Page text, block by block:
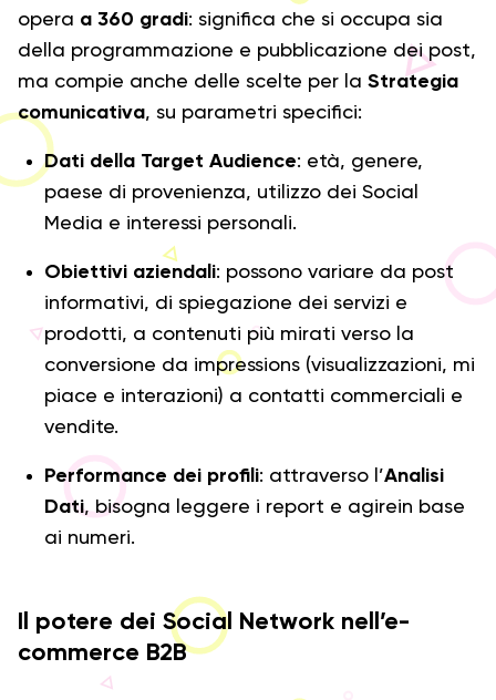
opera a 360 gradi: significa che si occupa sia
della programmazione e pubblicazione dei post,
ma compie anche delle scelte per la Strategia
comunicativa, su parametri specifici:
Dati della Target Audience: età, genere,
paese di provenienza, utilizzo dei Social
Media e interessi personali.
Obiettivi aziendali: possono variare da post
informativi, di spiegazione dei servizi e
prodotti, a contenuti più mirati verso la
conversione da impressions (visualizzazioni, mi
piace e interazioni) a contatti commerciali e
vendite.
Performance dei profili: attraverso l’Analisi
Dati, bisogna leggere i report e agirein base
ai numeri.
Il potere dei Social Network nell’e-
commerce B2B